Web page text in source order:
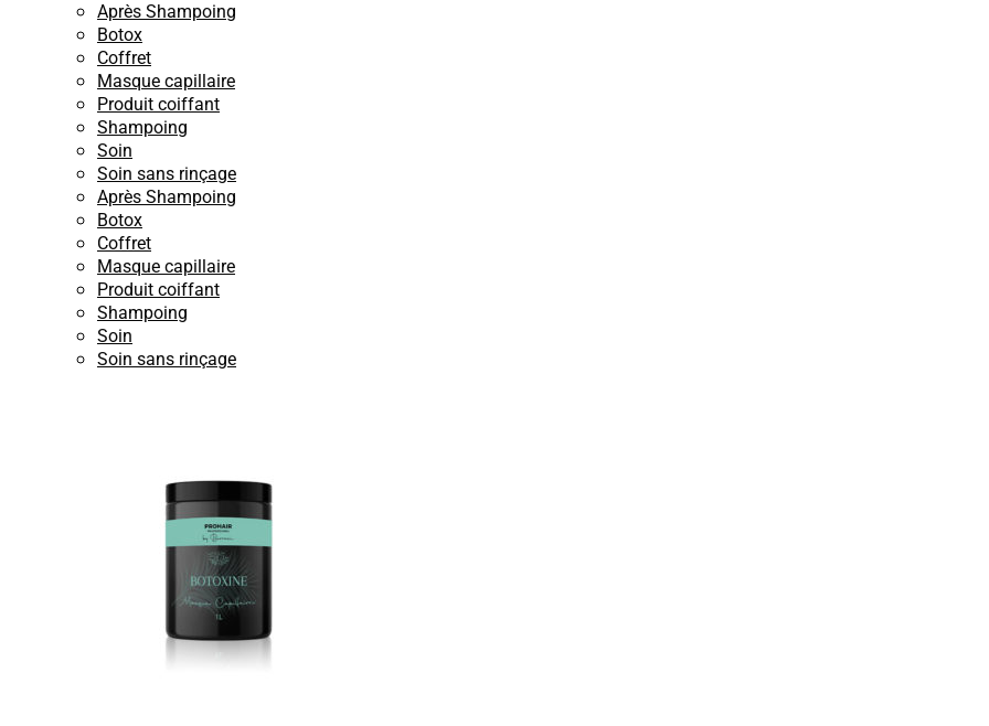
Après Shampoing
Botox
Coffret
Masque capillaire
Produit coiffant
Shampoing
Soin
Soin sans rinçage
Après Shampoing
Botox
Coffret
Masque capillaire
Produit coiffant
Shampoing
Soin
Soin sans rinçage